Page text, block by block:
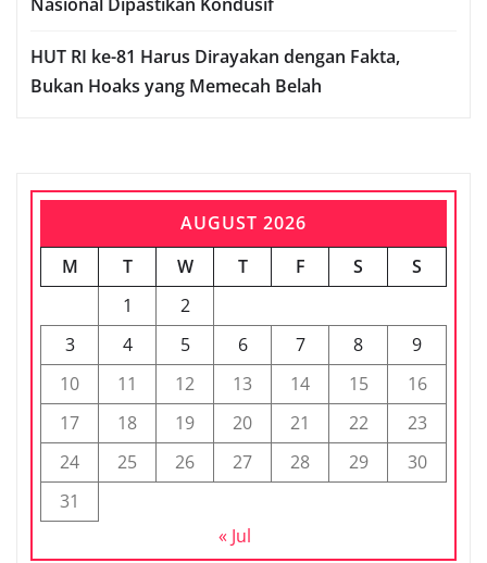
HUT RI ke-81 Harus Dirayakan dengan Fakta,
Bukan Hoaks yang Memecah Belah
AUGUST 2026
M
T W T F S
S
1
2
3
4 5 6 7 8
9
10
11 12 13 14 15
16
17
18 19 20 21 22
23
24
25 26 27 28 29
30
31
« Jul